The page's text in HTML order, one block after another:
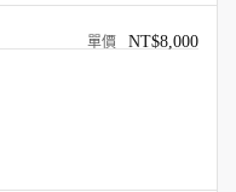
NT$8,000